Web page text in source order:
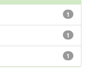
1
1
1